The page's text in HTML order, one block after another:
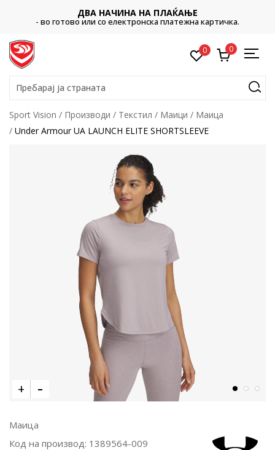
ДВА НАЧИНА НА ПЛАЌАЊЕ
- во готово или со електронска платежна картичка.
0 0
Пребарај ја страната
Sport Vision Производи Текстил Маици
Маица
Under Armour UA LAUNCH ELITE SHORTSLEEVE
Маица
Код на производ: 1389564-009